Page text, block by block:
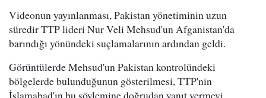
Videonun yayınlanması, Pakistan yönetiminin uzun
süredir TTP lideri Nur Veli Mehsud'un Afganistan'da
barındığı yönündeki suçlamalarının ardından geldi.
Görüntülerde Mehsud'un Pakistan kontrolündeki
bölgelerde bulunduğunun gösterilmesi, TTP'nin